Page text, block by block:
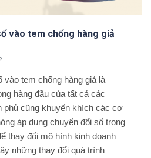
vào tem chống hàng giả
vào tem chống hàng giả là
hàng đầu của tất cả các
phủ cũng khuyến khích các cơ
áp dụng chuyển đổi số trong
thay đổi mô hình kinh doanh
những thay đổi quá trình